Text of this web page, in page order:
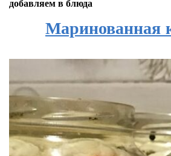
добавляем в блюда
Маринованная